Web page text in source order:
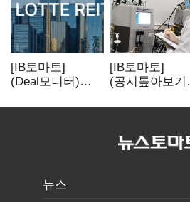
[IB토마토]
(Deal모니터)
발행…빠듯한
[IB토마토]
(공시톺아보기)
무엇이 '중요한
뉴스